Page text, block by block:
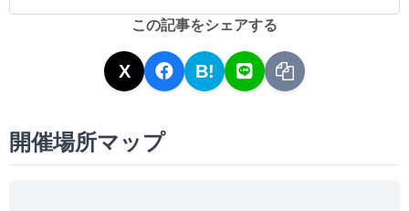
この記事をシェアする
X B!
開催場所マップ